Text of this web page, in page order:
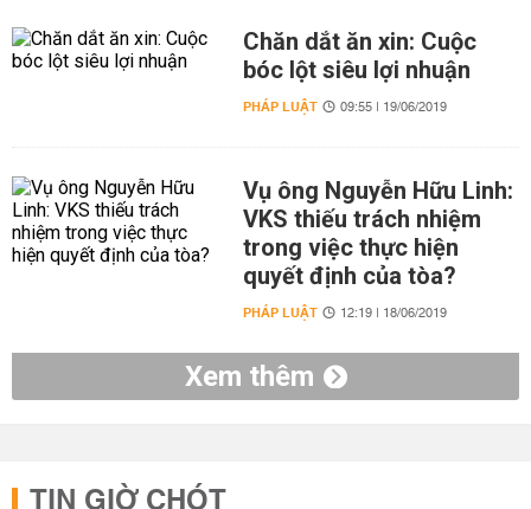
Chăn dắt ăn xin: Cuộc
bóc lột siêu lợi nhuận
PHÁP LUẬT 09:55 | 19/06/2019
Vụ ông Nguyễn Hữu Linh:
VKS thiếu trách nhiệm
trong việc thực hiện
quyết định của tòa?
PHÁP LUẬT 12:19 | 18/06/2019
Xem thêm